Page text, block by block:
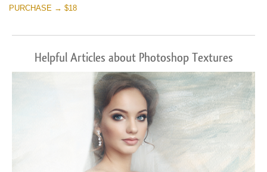
PURCHASE → $18
Helpful Articles about Photoshop Textures